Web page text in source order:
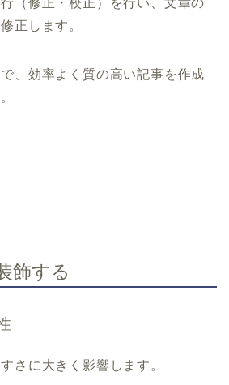
正します。
、効率よく質の高い記事を作成
飾する
さに大きく影響します。